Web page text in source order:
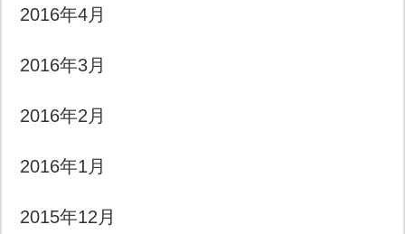
2016年4月
2016年3月
2016年2月
2016年1月
2015年12月